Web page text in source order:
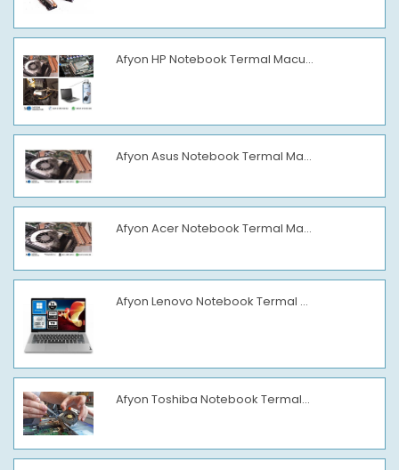
Afyon HP Notebook Termal Macu...
Afyon Asus Notebook Termal Ma...
Afyon Acer Notebook Termal Ma...
Afyon Lenovo Notebook Termal ...
Afyon Toshiba Notebook Termal...